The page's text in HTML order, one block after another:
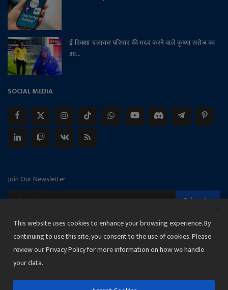
ई-रिक्शा चलाकर परिवार की मदद करने वाले कृष्णा सरोज का
आ...
SOCIAL MEDIA
Join Our Newsletter
Subscribe
Terms & Conditions
Privacy
This website uses cookies to enhance your browsing experience. By
continuing to use this site, you consent to the use of cookies. Please
review our Privacy Policy for more information on how we handle
your data.